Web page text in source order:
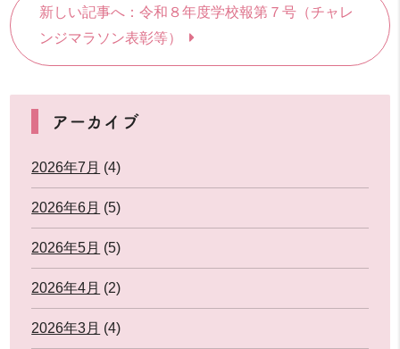
新しい記事へ：令和８年度学校報第７号（チャレ
ンジマラソン表彰等）
アーカイブ
2026年7月 (4)
2026年6月 (5)
2026年5月 (5)
2026年4月 (2)
2026年3月 (4)